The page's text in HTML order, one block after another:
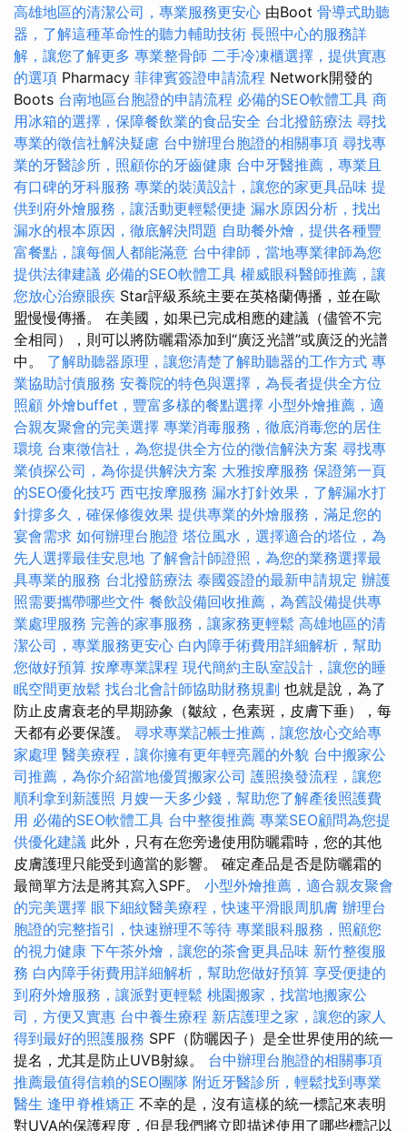
高雄地區的清潔公司，專業服務更安心 由Boot 骨導式助聽
器，了解這種革命性的聽力輔助技術 長照中心的服務詳
解，讓您了解更多 專業整骨師 二手冷凍櫃選擇，提供實惠
的選項 Pharmacy 菲律賓簽證申請流程 Network開發的
Boots 台南地區台胞證的申請流程 必備的SEO軟體工具 商
用冰箱的選擇，保障餐飲業的食品安全 台北撥筋療法 尋找
專業的徵信社解決疑慮 台中辦理台胞證的相關事項 尋找專
業的牙醫診所，照顧你的牙齒健康 台中牙醫推薦，專業且
有口碑的牙科服務 專業的裝潢設計，讓您的家更具品味 提
供到府外燴服務，讓活動更輕鬆便捷 漏水原因分析，找出
漏水的根本原因，徹底解決問題 自助餐外燴，提供各種豐
富餐點，讓每個人都能滿意 台中律師，當地專業律師為您
提供法律建議 必備的SEO軟體工具 權威眼科醫師推薦，讓
您放心治療眼疾 Star評級系統主要在英格蘭傳播，並在歐
盟慢慢傳播。 在美國，如果已完成相應的建議（儘管不完
全相同），則可以將防曬霜添加到“廣泛光譜”或廣泛的光譜
中。 了解助聽器原理，讓您清楚了解助聽器的工作方式 專
業協助討債服務 安養院的特色與選擇，為長者提供全方位
照顧 外燴buffet，豐富多樣的餐點選擇 小型外燴推薦，適
合親友聚會的完美選擇 專業消毒服務，徹底消毒您的居住
環境 台東徵信社，為您提供全方位的徵信解決方案 尋找專
業偵探公司，為你提供解決方案 大雅按摩服務 保證第一頁
的SEO優化技巧 西屯按摩服務 漏水打針效果，了解漏水打
針撐多久，確保修復效果 提供專業的外燴服務，滿足您的
宴會需求 如何辦理台胞證 塔位風水，選擇適合的塔位，為
先人選擇最佳安息地 了解會計師證照，為您的業務選擇最
具專業的服務 台北撥筋療法 泰國簽證的最新申請規定 辦護
照需要攜帶哪些文件 餐飲設備回收推薦，為舊設備提供專
業處理服務 完善的家事服務，讓家務更輕鬆 高雄地區的清
潔公司，專業服務更安心 白內障手術費用詳細解析，幫助
您做好預算 按摩專業課程 現代簡約主臥室設計，讓您的睡
眠空間更放鬆 找台北會計師協助財務規劃 也就是說，為了
防止皮膚衰老的早期跡象（皺紋，色素斑，皮膚下垂），每
天都有必要保護。 尋求專業記帳士推薦，讓您放心交給專
家處理 醫美療程，讓你擁有更年輕亮麗的外貌 台中搬家公
司推薦，為你介紹當地優質搬家公司 護照換發流程，讓您
順利拿到新護照 月嫂一天多少錢，幫助您了解產後照護費
用 必備的SEO軟體工具 台中整復推薦 專業SEO顧問為您提
供優化建議 此外，只有在您旁邊使用防曬霜時，您的其他
皮膚護理只能受到適當的影響。 確定產品是否是防曬霜的
最簡單方法是將其寫入SPF。 小型外燴推薦，適合親友聚會
的完美選擇 眼下細紋醫美療程，快速平滑眼周肌膚 辦理台
胞證的完整指引，快速辦理不等待 專業眼科服務，照顧您
的視力健康 下午茶外燴，讓您的茶會更具品味 新竹整復服
務 白內障手術費用詳細解析，幫助您做好預算 享受便捷的
到府外燴服務，讓派對更輕鬆 桃園搬家，找當地搬家公
司，方便又實惠 台中養生療程 新店護理之家，讓您的家人
得到最好的照護服務 SPF（防曬因子）是全世界使用的統一
提名，尤其是防止UVB射線。 台中辦理台胞證的相關事項
推薦最值得信賴的SEO團隊 附近牙醫診所，輕鬆找到專業
醫生 逢甲脊椎矯正 不幸的是，沒有這樣的統一標記來表明
對UVA的保護程度，但是我們將立即描述使用了哪些標記以